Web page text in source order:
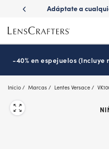
main
content
con
Adáptate a
-40% en espejuelos
Inicio Marcas Lentes Versace